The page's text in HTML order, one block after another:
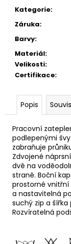
Kategorie:
Záruka:
Barvy:
Materiál:
Velikosti:
Certifikace:
Popis
Pracovní
podlepenými
zabraňuje
Zdvojené
dvě na
straně. Boční
prostorné vnitřní
a nastavitelná
suchý zip a
Rozvíratelná